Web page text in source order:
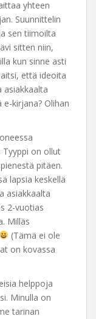
yhteen
Suunnittelin
sen tiimoilta
sitten niin,
kun sinne asti
että ideoita
asiakkaalta
kirjana? Olihan
Tyyppi on ollut
pitäen.
lapsia keskellä
asiakkaalta
2-vuotias
Milläs
(Tämä ei ole
on kovassa
helppoja
Minulla on
tarinan